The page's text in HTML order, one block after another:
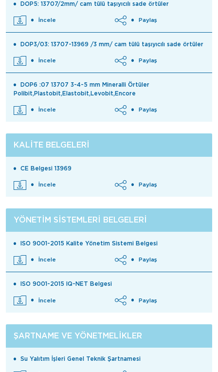
DOP5: 13707/2mm/ cam tülü taşıyıcılı sade örtüler
İncele Paylaş
DOP3/03: 13707-13969 /3 mm/ cam tülü taşıyıcılı sade örtüler
İncele Paylaş
DOP6 :07 13707 3-4-5 mm Mineralli Örtüler
Polibit,Plastobit,Elastobit,Levobit,Encore
İncele Paylaş
KALITE BELGELERI
CE Belgesi 13969
İncele Paylaş
YÖNETIM SISTEMLERI BELGELERI
ISO 9001-2015 Kalite Yönetim Sistemi Belgesi
İncele Paylaş
ISO 9001-2015 IQ-NET Belgesi
İncele Paylaş
ŞARTNAME VE YÖNETMELIKLER
Su Yalıtım İşleri Genel Teknik Şartnamesi